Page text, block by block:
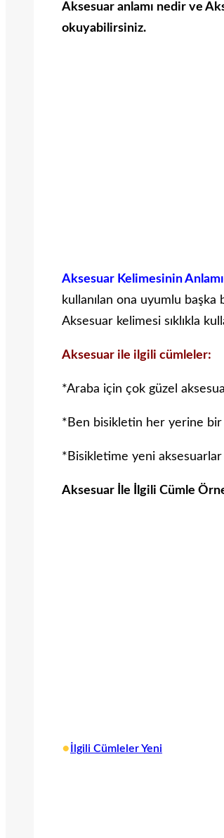
Aksesuar anlamı nedir ve
okuyabilirsiniz.
Aksesuar Kelimesinin
kullanılan ona uyumlu başka
Aksesuar kelimesi sıklıkla
Aksesuar ile ilgili cümleler:
*Araba için çok güzel
*Ben bisikletin her yerine bir
*Bisikletime yeni
Aksesuar İle İlgili Cümle
• İlgili Cümleler Yeni